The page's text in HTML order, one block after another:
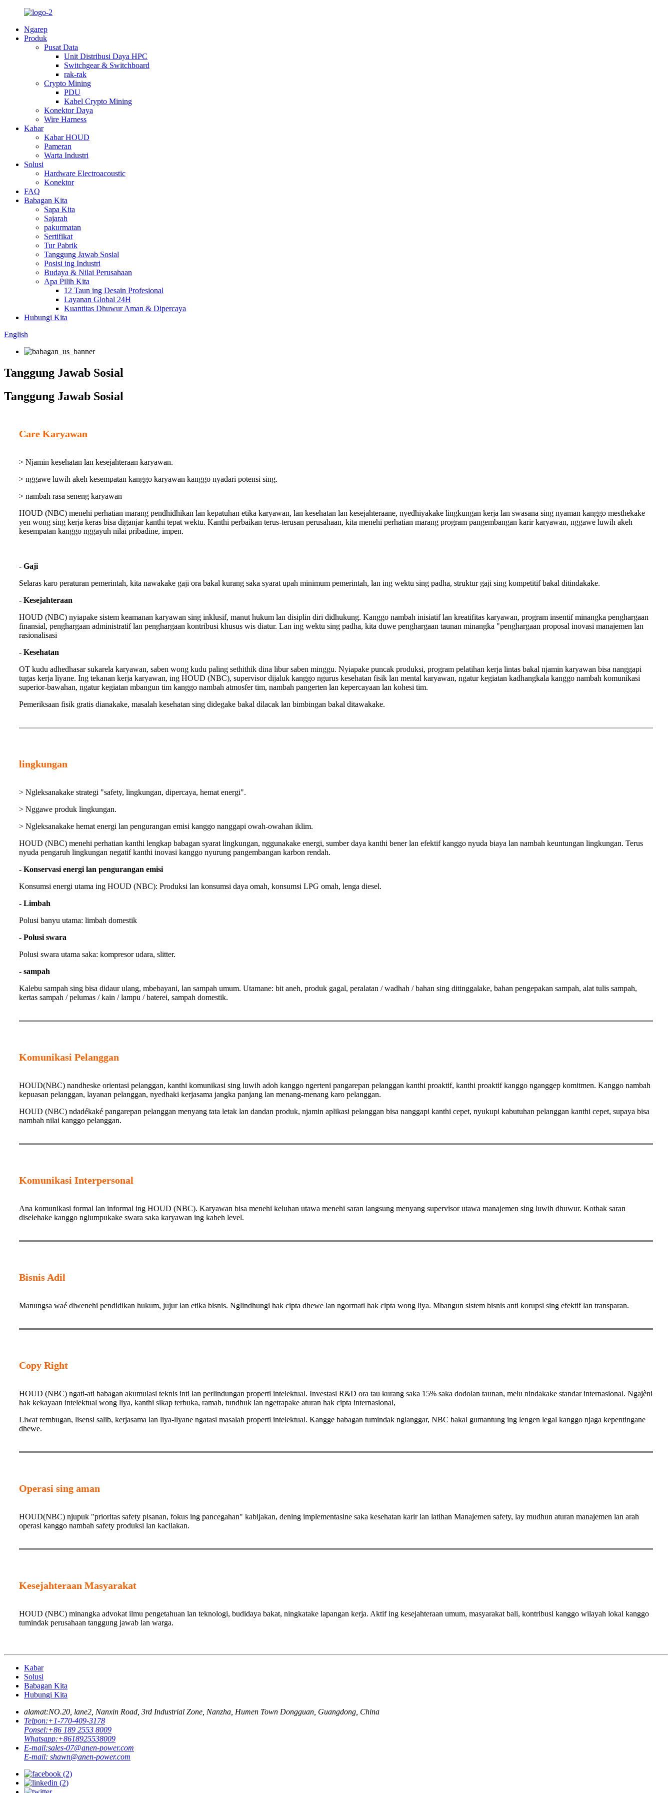
Ngarep
Produk
Pusat Data
Unit Distribusi Daya HPC
Switchgear & Switchboard
rak-rak
Crypto Mining
PDU
Kabel Crypto Mining
Konektor Daya
Wire Harness
Kabar
Kabar HOUD
Pameran
Warta Industri
Solusi
Hardware Electroacoustic
Konektor
FAQ
Babagan Kita
Sapa Kita
Sajarah
pakurmatan
Sertifikat
Tur Pabrik
Tanggung Jawab Sosial
Posisi ing Industri
Budaya & Nilai Perusahaan
Apa Pilih Kita
12 Taun ing Desain Profesional
Layanan Global 24H
Kuantitas Dhuwur Aman & Dipercaya
Hubungi Kita
English
Tanggung Jawab Sosial
Tanggung Jawab Sosial
Care Karyawan
> Njamin kesehatan lan kesejahteraan karyawan.
> nggawe luwih akeh kesempatan kanggo karyawan kanggo nyadari potensi sing.
> nambah rasa seneng karyawan
HOUD (NBC) menehi perhatian marang pendhidhikan lan kepatuhan etika karyawan, lan kesehatan lan kesejahteraane, nyedhiyakake lingkungan kerja lan swasana sing nyaman kanggo mesthekake
yen wong sing kerja keras bisa diganjar kanthi tepat wektu. Kanthi perbaikan terus-terusan perusahaan, kita menehi perhatian marang program pangembangan karir karyawan, nggawe luwih akeh
kesempatan kanggo nggayuh nilai pribadine, impen.
- Gaji
Selaras karo peraturan pemerintah, kita nawakake gaji ora bakal kurang saka syarat upah minimum pemerintah, lan ing wektu sing padha, struktur gaji sing kompetitif bakal ditindakake.
- Kesejahteraan
HOUD (NBC) nyiapake sistem keamanan karyawan sing inklusif, manut hukum lan disiplin diri didhukung. Kanggo nambah inisiatif lan kreatifitas karyawan, program insentif minangka penghargaan
finansial, penghargaan administratif lan penghargaan kontribusi khusus wis diatur. Lan ing wektu sing padha, kita duwe penghargaan taunan minangka "penghargaan proposal inovasi manajemen lan
rasionalisasi
- Kesehatan
OT kudu adhedhasar sukarela karyawan, saben wong kudu paling sethithik dina libur saben minggu. Nyiapake puncak produksi, program pelatihan kerja lintas bakal njamin karyawan bisa nanggapi
tugas kerja liyane. Ing tekanan kerja karyawan, ing HOUD (NBC), supervisor dijaluk kanggo ngurus kesehatan fisik lan mental karyawan, ngatur kegiatan kadhangkala kanggo nambah komunikasi
superior-bawahan, ngatur kegiatan mbangun tim kanggo nambah atmosfer tim, nambah pangerten lan kepercayaan lan kohesi tim.
Pemeriksaan fisik gratis dianakake, masalah kesehatan sing didegake bakal dilacak lan bimbingan bakal ditawakake.
lingkungan
> Ngleksanakake strategi "safety, lingkungan, dipercaya, hemat energi".
> Nggawe produk lingkungan.
> Ngleksanakake hemat energi lan pengurangan emisi kanggo nanggapi owah-owahan iklim.
HOUD (NBC) menehi perhatian kanthi lengkap babagan syarat lingkungan, nggunakake energi, sumber daya kanthi bener lan efektif kanggo nyuda biaya lan nambah keuntungan lingkungan. Terus
nyuda pengaruh lingkungan negatif kanthi inovasi kanggo nyurung pangembangan karbon rendah.
- Konservasi energi lan pengurangan emisi
Konsumsi energi utama ing HOUD (NBC): Produksi lan konsumsi daya omah, konsumsi LPG omah, lenga diesel.
- Limbah
Polusi banyu utama: limbah domestik
- Polusi swara
Polusi swara utama saka: kompresor udara, slitter.
- sampah
Kalebu sampah sing bisa didaur ulang, mbebayani, lan sampah umum. Utamane: bit aneh, produk gagal, peralatan / wadhah / bahan sing ditinggalake, bahan pengepakan sampah, alat tulis sampah,
kertas sampah / pelumas / kain / lampu / baterei, sampah domestik.
Komunikasi Pelanggan
HOUD(NBC) nandheske orientasi pelanggan, kanthi komunikasi sing luwih adoh kanggo ngerteni pangarepan pelanggan kanthi proaktif, kanthi proaktif kanggo nganggep komitmen. Kanggo nambah
kepuasan pelanggan, layanan pelanggan, nyedhaki kerjasama jangka panjang lan menang-menang karo pelanggan.
HOUD (NBC) ndadékaké pangarepan pelanggan menyang tata letak lan dandan produk, njamin aplikasi pelanggan bisa nanggapi kanthi cepet, nyukupi kabutuhan pelanggan kanthi cepet, supaya bisa
nambah nilai kanggo pelanggan.
Komunikasi Interpersonal
Ana komunikasi formal lan informal ing HOUD (NBC). Karyawan bisa menehi keluhan utawa menehi saran langsung menyang supervisor utawa manajemen sing luwih dhuwur. Kothak saran
diselehake kanggo nglumpukake swara saka karyawan ing kabeh level.
Bisnis Adil
Manungsa waé diwenehi pendidikan hukum, jujur ​​lan etika bisnis. Nglindhungi hak cipta dhewe lan ngormati hak cipta wong liya. Mbangun sistem bisnis anti korupsi sing efektif lan transparan.
Copy Right
HOUD (NBC) ngati-ati babagan akumulasi teknis inti lan perlindungan properti intelektual. Investasi R&D ora tau kurang saka 15% saka dodolan taunan, melu nindakake standar internasional. Ngajèni
hak kekayaan intelektual wong liya, kanthi sikap terbuka, ramah, tundhuk lan ngetrapake aturan hak cipta internasional,
Liwat rembugan, lisensi salib, kerjasama lan liya-liyane ngatasi masalah properti intelektual. Kangge babagan tumindak nglanggar, NBC bakal gumantung ing lengen legal kanggo njaga kepentingane
dhewe.
Operasi sing aman
HOUD(NBC) njupuk "prioritas safety pisanan, fokus ing pancegahan" kabijakan, dening implementasine saka kesehatan karir lan latihan Manajemen safety, lay mudhun aturan manajemen lan arah
operasi kanggo nambah safety produksi lan kacilakan.
Kesejahteraan Masyarakat
HOUD (NBC) minangka advokat ilmu pengetahuan lan teknologi, budidaya bakat, ningkatake lapangan kerja. Aktif ing kesejahteraan umum, masyarakat bali, kontribusi kanggo wilayah lokal kanggo
tumindak perusahaan tanggung jawab lan warga.
Kabar
Solusi
Babagan Kita
Hubungi Kita
alamat:NO.20, lane2, Nanxin Road, 3rd Industrial Zone, Nanzha, Humen Town Dongguan, Guangdong, China
Telpon:+1-770-409-3178
Ponsel:+86 189 2553 8009
Whatsapp:+8618925538009
E-mail:sales-07@anen-power.com
E-mail: shawn@anen-power.com